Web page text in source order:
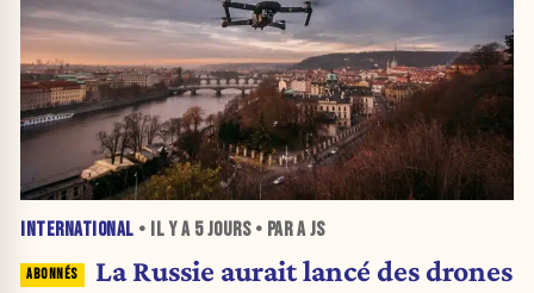
INTERNATIONAL • IL Y A 5 JOURS• PAR A JS
La Russie aurait lancé des drones